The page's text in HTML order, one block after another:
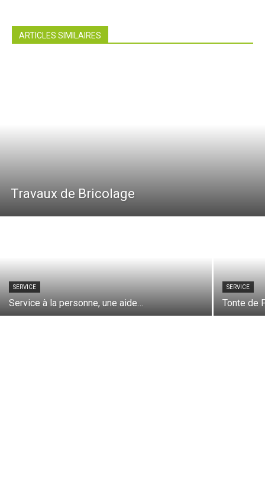
ARTICLES SIMILAIRES
Travaux de Bricolage
SERVICE
Service à la personne, une aide…
SERVICE
Tonte de